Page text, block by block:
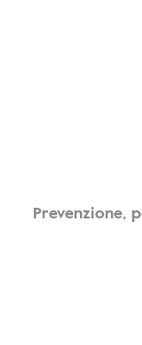
Prevenzione,